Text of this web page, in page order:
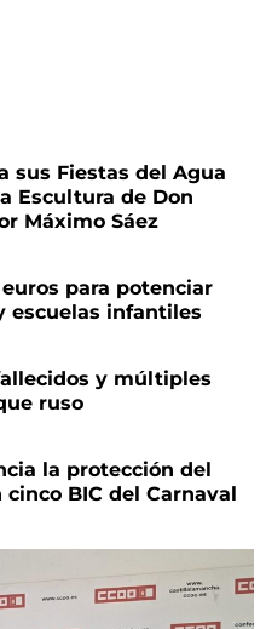
sus Fiestas del Agua
Escultura de Don
Máximo Sáez
para potenciar
escuelas infantiles
y múltiples
ruso
la protección del
BIC del Carnaval